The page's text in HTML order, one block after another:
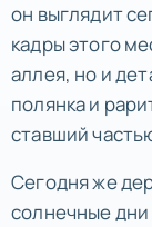
он выглядит
кадры этого
аллея, но и
полянка и
ставший
Сегодня же
солнечные